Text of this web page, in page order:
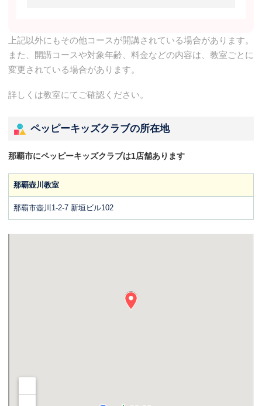
上記以外にもその他コースが開講されている場合があります。
また、開講コースや対象年齢、料金などの内容は、教室ごとに
変更されている場合があります。
詳しくは教室にてご確認ください。
ペッピーキッズクラブの所在地
那覇市にペッピーキッズクラブは1店舗あります
那覇壺川教室
那覇市壺川1-2-7 新垣ビル102